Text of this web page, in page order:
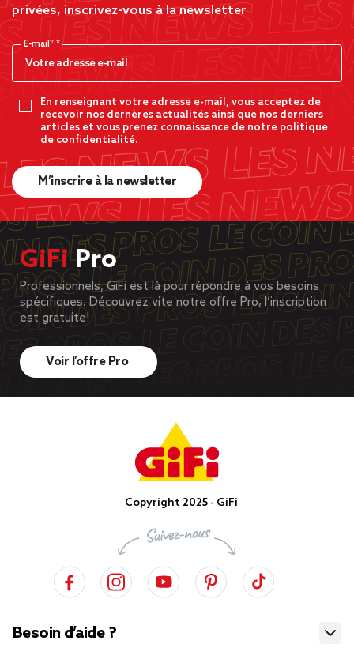
privées, inscrivez-vous à la newsletter
E-mail*
En renseignant votre adresse e-mail, vous acceptez de
recevoir nos dernères actualités ainsi que nos derniers
articles et vous prenez connaissance de notre politique
de confidentialité.
M’inscrire à la newsletter
GiFiPro
Professionnels, GiFi est là pour répondre à vos besoins
spécifiques. Découvrez vite notre offre Pro, l’inscription
est gratuite!
Voir l’offre Pro
Copyright 2025 - GiFi
Besoin d’aide ?